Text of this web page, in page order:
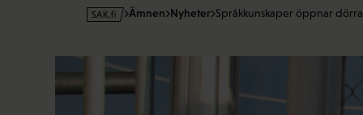
s
Ämnen Nyheter Språkkunskaper öppnar